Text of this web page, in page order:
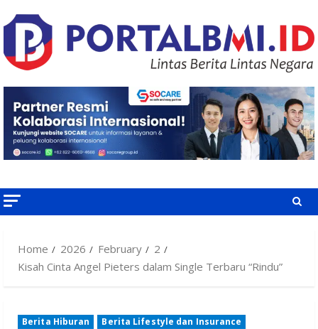
to
content
Home 2026 February
2
Kisah Cinta Angel Pieters dalam Single Terbaru “Rindu”
Berita Hiburan
Berita Lifestyle dan Insurance